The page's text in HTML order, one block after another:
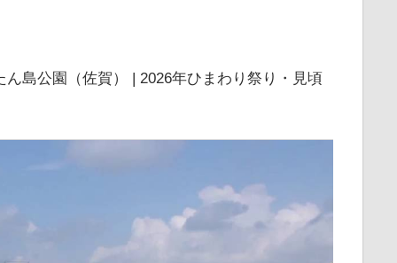
ん島公園（佐賀） | 2026年ひまわり祭り・見頃